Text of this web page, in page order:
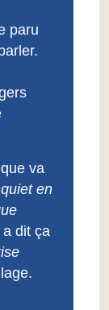
paru
va
en
dit ça